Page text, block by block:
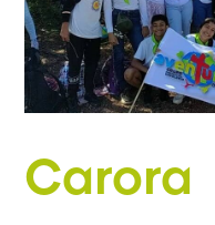
Carora